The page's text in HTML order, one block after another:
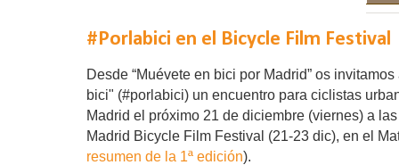
#Porlabici en el Bicycle Film Festival
Desde “Muévete en bici por Madrid” os
bici" (#porlabici) un encuentro para ciclistas
Madrid el próximo 21 de diciembre (viernes) a
Madrid Bicycle Film Festival (21-23 dic), en el
resumen de la 1ª edición).